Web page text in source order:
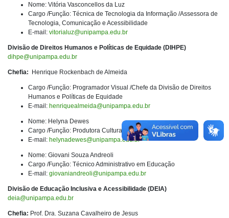
Nome: Vitória Vasconcellos da Luz
Cargo /Função: Técnica de Tecnologia da Informação /Assessora de
Tecnologia, Comunicação e Acessibilidade
E-mail: vitorialuz@unipampa.edu.br
Divisão de Direitos Humanos e Políticas de Equidade (DIHPE)
dihpe@unipampa.edu.br
Chefia: Henrique Rockenbach de Almeida
Cargo /Função: Programador Visual /Chefe da Divisão de Direitos
Humanos e Políticas de Equidade
E-mail: henriquealmeida@unipampa.edu.br
Nome: Helyna Dewes
Cargo /Função: Produtora Cultural
E-mail: helynadewes@unipampa.edu.br
Nome: Giovani Souza Andreoli
Cargo /Função: Técnico Administrativo em Educação
E-mail: giovaniandreoli@unipampa.edu.br
Divisão de Educação Inclusiva e Acessibilidade (DEIA)
deia@unipampa.edu.br
Chefia: Prof. Dra. Suzana Cavalheiro de Jesus